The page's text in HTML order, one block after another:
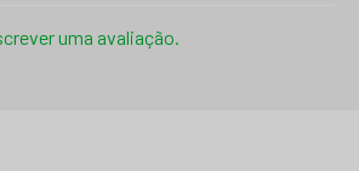
uma avaliação.